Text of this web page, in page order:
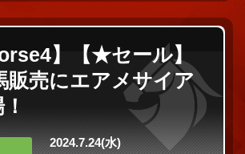
】【★セール】
販売にエアメサイア
2024.7.24(水)